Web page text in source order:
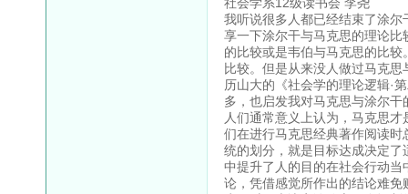
我听说很多人都已经结束了涂
享一下涂尔干与马克思的理论
的比较或是韦伯与马克思的比
比较。但是从来没人做过马克
历山大的《社会学的理论逻辑·
多，也启发我对马克思与涂尔
人们通常意义上认为，马克思
们在进行马克思经典著作阅读
统的划分，就是目标达成决定
中提升了人的目的在社会行动
论，凭借感觉所作出的结论难免